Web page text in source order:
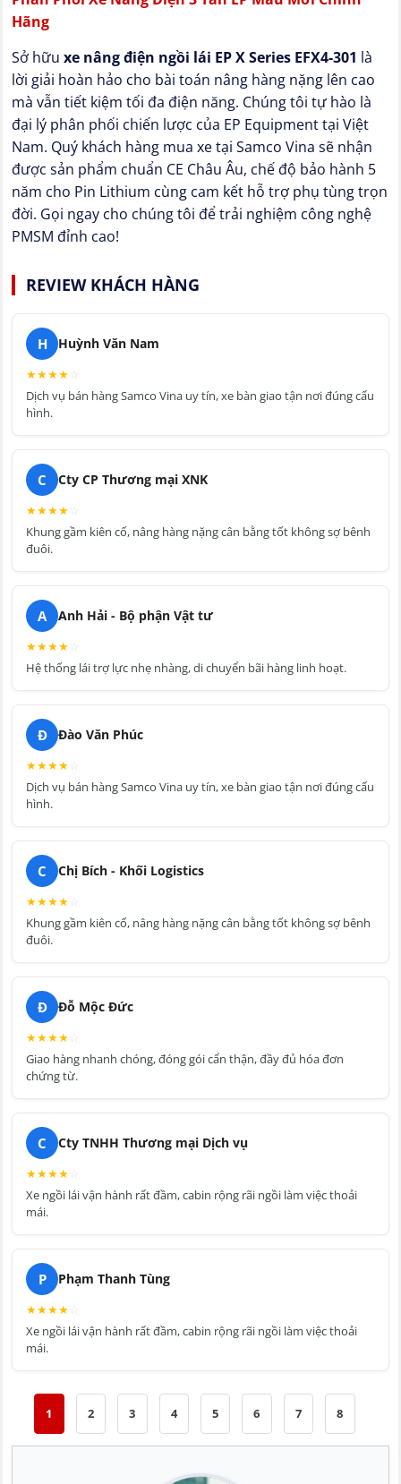
Hãng
Sở hữu xe nâng điện ngồi lái EP X Series EFX4-301 là
lời giải hoàn hảo cho bài toán nâng hàng nặng lên cao
mà vẫn tiết kiệm tối đa điện năng. Chúng tôi tự hào là
đại lý phân phối chiến lược của EP Equipment tại Việt
Nam. Quý khách hàng mua xe tại Samco Vina sẽ nhận
được sản phẩm chuẩn CE Châu Âu, chế độ bảo hành 5
năm cho Pin Lithium cùng cam kết hỗ trợ phụ tùng trọn
đời. Gọi ngay cho chúng tôi để trải nghiệm công nghệ
PMSM đỉnh cao!
REVIEW KHÁCH HÀNG
H
Huỳnh Văn Nam
★★★★
Dịch vụ bán hàng Samco Vina uy tín, xe bàn giao tận nơi đúng cấu
hình.
C
Cty CP Thương mại XNK
★★★★
Khung gầm kiên cố, nâng hàng nặng cân bằng tốt không sợ bênh
đuôi.
A
Anh Hải - Bộ phận Vật tư
★★★★
Hệ thống lái trợ lực nhẹ nhàng, di chuyển bãi hàng linh hoạt.
Đ
Đào Văn Phúc
★★★★
Dịch vụ bán hàng Samco Vina uy tín, xe bàn giao tận nơi đúng cấu
hình.
C
Chị Bích - Khối Logistics
★★★★
Khung gầm kiên cố, nâng hàng nặng cân bằng tốt không sợ bênh
đuôi.
Đ
Đỗ Mộc Đức
★★★★
Giao hàng nhanh chóng, đóng gói cẩn thận, đầy đủ hóa đơn
chứng từ.
C
Cty TNHH Thương mại Dịch vụ
★★★★
Xe ngồi lái vận hành rất đầm, cabin rộng rãi ngồi làm việc thoải
mái.
P
Phạm Thanh Tùng
★★★★
Xe ngồi lái vận hành rất đầm, cabin rộng rãi ngồi làm việc thoải
mái.
1 2 3 4 5 6 7 8